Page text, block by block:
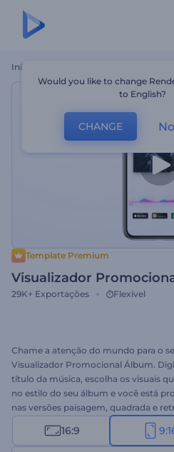
Início
Template Premium
Visualizador
29K+ Exportações Flexível
Chame a atenção do mundo para o
Visualizador Promocional Álbum.
título da música, escolha os visuais
no estilo do seu álbum e você está
nas versões paisagem, quadrada e
mais próximo do que você pensa.
16:9
Would you like to change
to English?
CHANGE